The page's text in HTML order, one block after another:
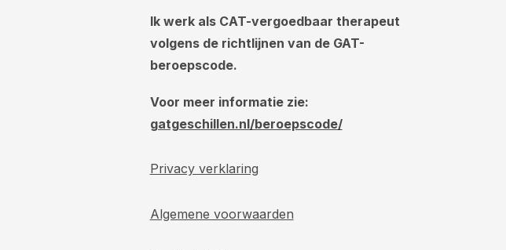
Ik werk als CAT-vergoedbaar therapeut
volgens de richtlijnen van de GAT-
beroepscode.
Voor meer informatie zie:
gatgeschillen.nl/beroepscode/
Privacy verklaring
Algemene voorwaarden